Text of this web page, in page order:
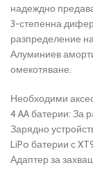
надеждно
3-степенна
разпределение
Алуминиев
омекотяване.
Необходими
4 AA батерии: За
Зарядно
LiPo батерии с
Адаптер за